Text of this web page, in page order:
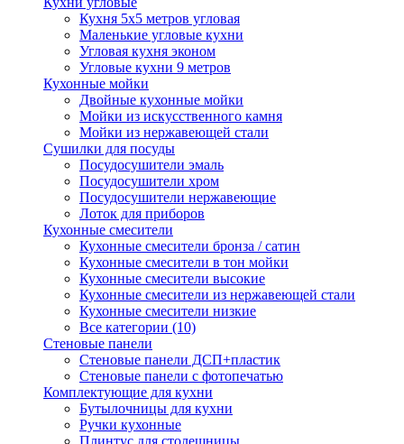
Кухня 5х5 метров угловая
Маленькие угловые кухни
Угловая кухня эконом
Угловые кухни 9 метров
Кухонные мойки
Двойные кухонные мойки
Мойки из искусственного камня
Мойки из нержавеющей стали
Сушилки для посуды
Посудосушители эмаль
Посудосушители хром
Посудосушители нержавеющие
Лоток для приборов
Кухонные смесители
Кухонные смесители бронза / сатин
Кухонные смесители в тон мойки
Кухонные смесители высокие
Кухонные смесители из нержавеющей стали
Кухонные смесители низкие
Все категории (10)
Стеновые панели
Стеновые панели ДСП+пластик
Стеновые панели с фотопечатью
Комплектующие для кухни
Бутылочницы для кухни
Ручки кухонные
Плинтус для столешницы